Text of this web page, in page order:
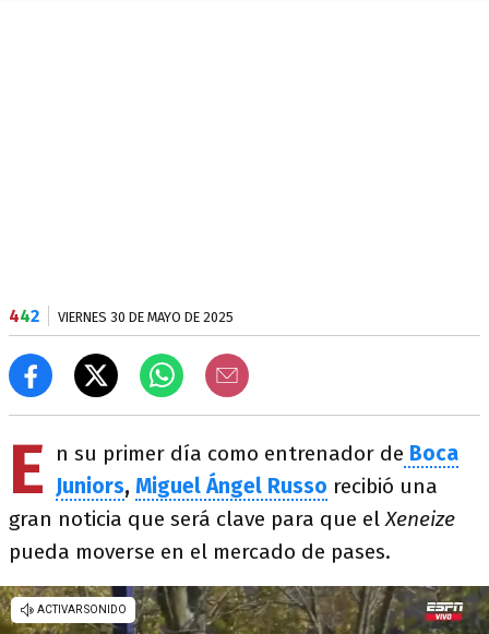
442 VIERNES 30 DE MAYO DE 2025
E n su primer día como entrenador de Boca
Juniors, Miguel Ángel Russo recibió una
gran noticia que será clave para que elXeneize
pueda moverse en el mercado de pases.